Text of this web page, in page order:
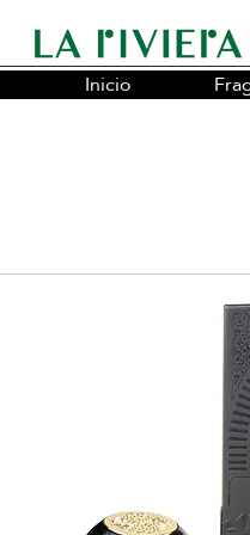
Somos la cadena líder en
Inicio